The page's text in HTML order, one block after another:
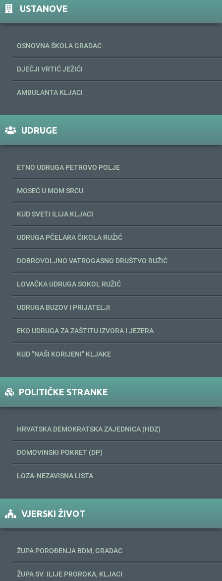
USTANOVE
OSNOVNA ŠKOLA GRADAC
DJEČJI VRTIĆ JEŽIĆI
AMBULANTA KLJACI
UDRUGE
ETNO UDRUGA PETROVO POLJE
MOSEĆ U MOM SRCU
KUD SVETI ILIJA KLJACI
UDRUGA PČELARA ČIKOLA RUŽIĆ
DOBROVOLJNO VATROGASNO DRUŠTVO RUŽIĆ
LOVAČKA UDRUGA SOKOL RUŽIĆ
UDRUGA BUZOV I PRIJATELJI
EKO UDRUGA ZA ZAŠTITU IZVORA I JEZERA
KUD "NAŠI KORIJENI" KLJAKE
POLITIČKE STRANKE
HRVATSKA DEMOKRATSKA ZAJEDNICA (HDZ)
DOMOVINSKI POKRET (DP)
LOZA-NEZAVISNA LISTA
VJERSKI ŽIVOT
ŽUPA POROĐENJA BDM, GRADAC
ŽUPA SV. ILIJE PROROKA, KLJACI